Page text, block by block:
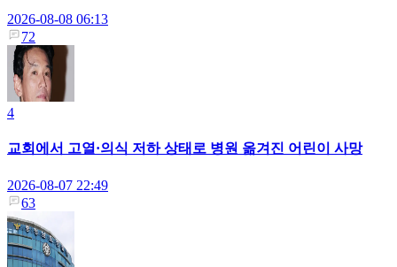
2026-08-08 06:13
72
4
교회에서 고열·의식 저하 상태로 병원 옮겨진 어린이 사망
2026-08-07 22:49
63